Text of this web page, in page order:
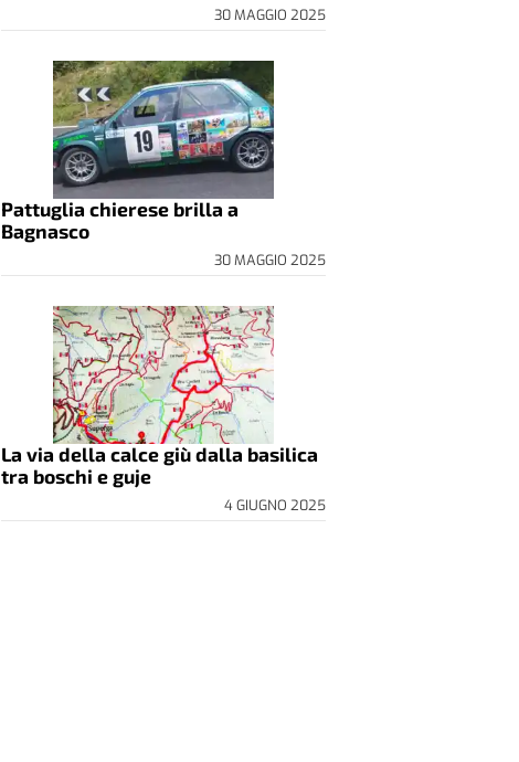
30 MAGGIO 2025
Pattuglia chierese brilla a
Bagnasco
30 MAGGIO 2025
La via della calce giù dalla basilica
tra boschi e guje
4 GIUGNO 2025